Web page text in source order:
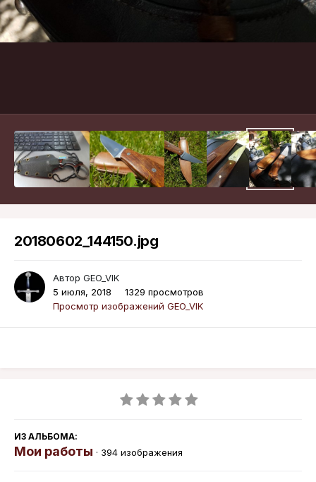
20180602_144150.jpg
Автор GEO_VIK
5 июля, 2018
1329 просмотров
Просмотр изображений GEO_VIK
ИЗ АЛЬБОМА:
Мои работы · 394 изображения